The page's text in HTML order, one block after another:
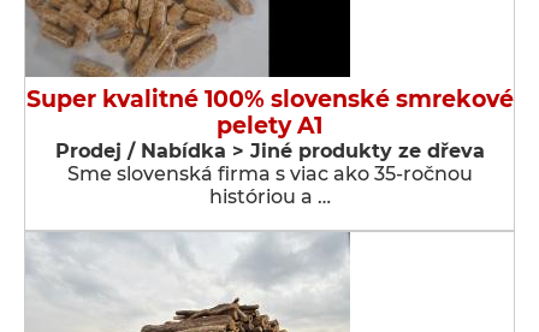
Super kvalitné 100% slovenské smrekové
pelety A1
Prodej / Nabídka > Jiné produkty ze dřeva
Sme slovenská firma s viac ako 35-ročnou
históriou a …